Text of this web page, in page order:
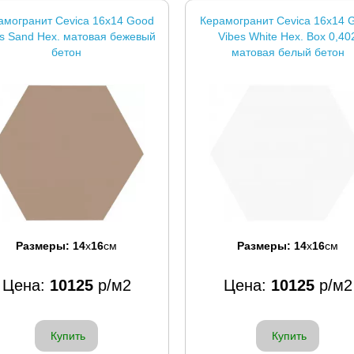
Cevica 16x14 Good
Sand Hex. матовая бежевый
бетон
Размеры: 14x16см
Цена: 10125р/м2
Купить
Керамогранит Cevica 16x14
Vibes White Hex. Box
матовая белый бетон
Размеры: 14x16см
Цена: 10125р/м2
Купить